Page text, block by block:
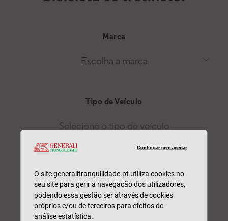
Continuar sem aceitar
O site generalitranquilidade.pt utiliza cookies no
seu site para gerir a navegação dos utilizadores,
podendo essa gestão ser através de cookies
próprios e/ou de terceiros para efeitos de
análise estatística.